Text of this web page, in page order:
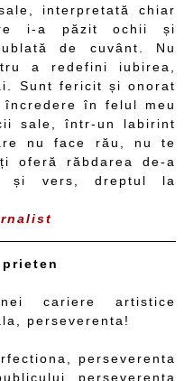
interpretată chiar
i-a păzit ochii și
de cuvânt. Nu
a redefini iubirea,
Sunt fericit și onorat
în felul meu
sale, într-un labirint
nu face rău, nu te
oferă răbdarea de-a
și vers, dreptul la
cariere artistice
perseverenta!
perseverenta
perseverenta